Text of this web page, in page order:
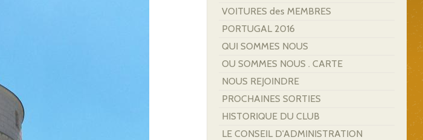
VOITURES des MEMBRES
PORTUGAL 2016
QUI SOMMES NOUS
OU SOMMES NOUS . CARTE
NOUS REJOINDRE
PROCHAINES SORTIES
HISTORIQUE DU CLUB
LE CONSEIL D'ADMINISTRATION